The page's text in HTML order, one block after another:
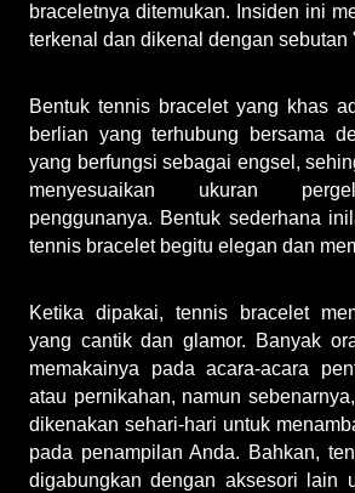
braceletnya ditemukan. Insiden ini
terkenal dan dikenal dengan sebutan
Bentuk tennis bracelet yang khas
berlian yang terhubung bersama
yang berfungsi sebagai engsel,
menyesuaikan ukuran
penggunanya. Bentuk sederhana
tennis bracelet begitu elegan dan
Ketika dipakai, tennis bracelet
yang cantik dan glamor. Banyak
memakainya pada acara-acara
atau pernikahan, namun
dikenakan sehari-hari untuk
pada penampilan Anda. Bahkan,
digabungkan dengan aksesori lain